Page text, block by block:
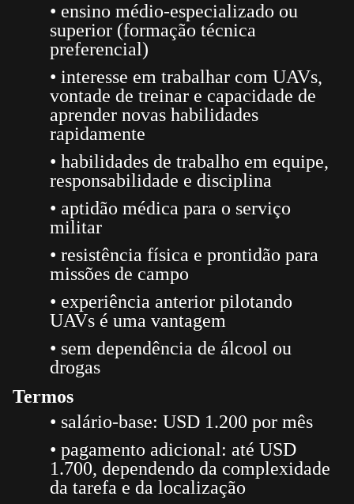
• ensino médio-especializado ou
superior (formação técnica
preferencial)
• interesse em trabalhar com UAVs,
vontade de treinar e capacidade de
aprender novas habilidades
rapidamente
• habilidades de trabalho em equipe,
responsabilidade e disciplina
• aptidão médica para o serviço
militar
• resistência física e prontidão para
missões de campo
• experiência anterior pilotando
UAVs é uma vantagem
• sem dependência de álcool ou
drogas
Termos
• salário-base: USD 1.200 por mês
• pagamento adicional: até USD
1.700, dependendo da complexidade
da tarefa e da localização